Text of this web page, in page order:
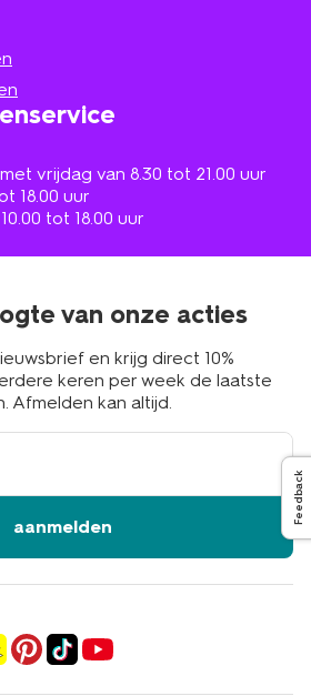
vrijdag van 8.30 tot 21.00 uur
18.00 uur
tot 18.00 uur
van onze acties
en krijg direct 10%
keren per week de laatste
Afmelden kan altijd.
aanmelden
Feedback